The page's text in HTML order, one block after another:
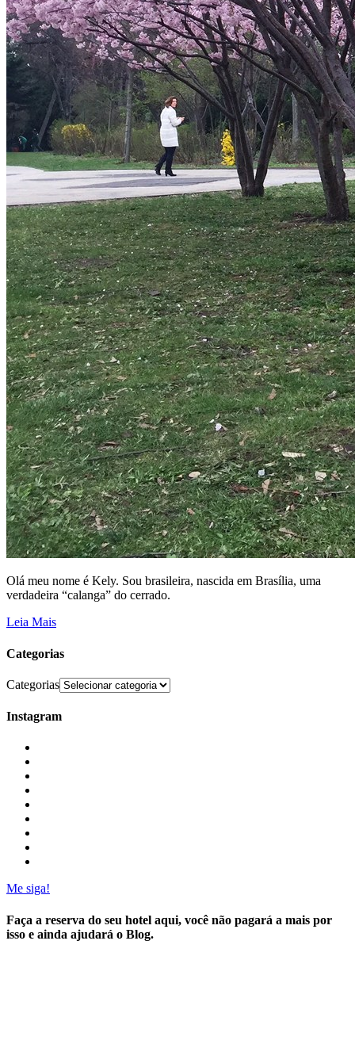
Olá meu nome é Kely. Sou brasileira, nascida em Brasília, uma
verdadeira “calanga” do cerrado.
Leia Mais
Categorias
Categorias
Instagram
Me siga!
Faça a reserva do seu hotel aqui, você não pagará a mais por
isso e ainda ajudará o Blog.